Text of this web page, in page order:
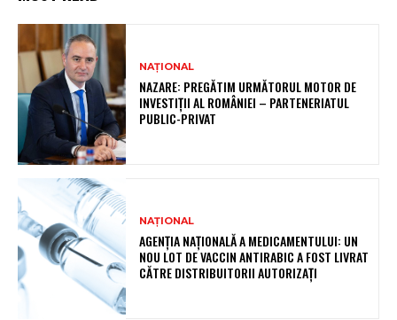
NAȚIONAL
NAZARE: PREGĂTIM URMĂTORUL MOTOR DE
INVESTIȚII AL ROMÂNIEI – PARTENERIATUL
PUBLIC-PRIVAT
NAȚIONAL
AGENȚIA NAȚIONALĂ A MEDICAMENTULUI: UN
NOU LOT DE VACCIN ANTIRABIC A FOST LIVRAT
CĂTRE DISTRIBUITORII AUTORIZAȚI